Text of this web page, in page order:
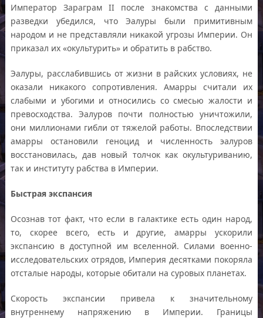
Император Зараграм II после знакомства с данными
разведки убедился, что Эалуры были примитивным
народом и не представляли никакой угрозы Империи. Он
приказал их «окультурить» и обратить в рабство.
Эалуры, расслабившись от жизни в райских условиях, не
оказали никакого сопротивления. Амарры считали их
слабыми и убогими и относились со смесью жалости и
превосходства. Эалуров почти полностью уничтожили,
они миллионами гибли от тяжелой работы. Впоследствии
амарры остановили геноцид и численность эалуров
восстановилась, дав новый толчок как окультуриванию,
так и институту рабства в Империи.
Быстрая экспансия
Осознав тот факт, что если в галактике есть один народ,
то, скорее всего, есть и другие, амарры ускорили
экспансию в доступной им вселенной. Силами военно-
исследовательских отрядов, Империя десятками покоряла
отсталые народы, которые обитали на суровых планетах.
Скорость экспансии привела к значительному
внутреннему напряжению в Империи. Границы